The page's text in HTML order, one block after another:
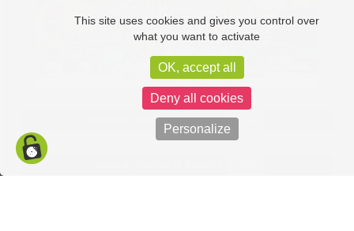
Facebook (like box) is disabled. Allow
This site uses cookies and gives you control over
what you want to activate
OK, accept all
Deny all cookies
Personalize